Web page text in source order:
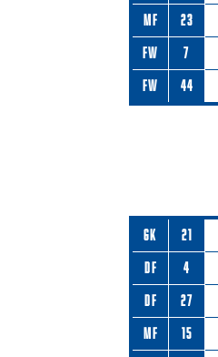
MF 23
FW 7
FW 44
GK 21
DF 4
DF 27
MF 15